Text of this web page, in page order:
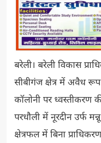
बरेली। बरेली विकास
सीबीगंज क्षेत्र में अवैध
कॉलोनी पर ध्वस्तीकरण
परधौली में नूरदीन उर्फ
क्षेत्रफल में बिना